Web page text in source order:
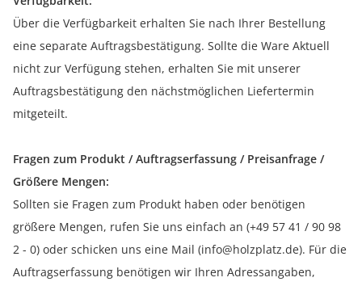
Über die Verfügbarkeit erhalten Sie nach Ihrer Bestellung
eine separate Auftragsbestätigung. Sollte die Ware Aktuell
nicht zur Verfügung stehen, erhalten Sie mit unserer
Auftragsbestätigung den nächstmöglichen Liefertermin
mitgeteilt.
Fragen zum Produkt / Auftragserfassung / Preisanfrage /
Größere Mengen:
Sollten sie Fragen zum Produkt haben oder benötigen
größere Mengen, rufen Sie uns einfach an (+49 57 41 / 90 98
2 - 0) oder schicken uns eine Mail (info@holzplatz.de). Für die
Auftragserfassung benötigen wir Ihren Adressangaben,